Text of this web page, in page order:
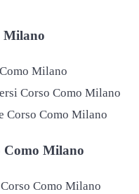
Milano
Milano
Corso Como Milano
Corso Como Milano
Como Milano
Como Milano